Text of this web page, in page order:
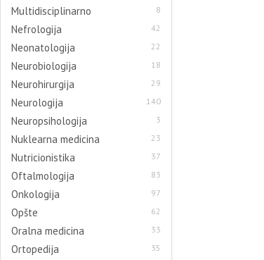
Multidisciplinarno 8
Nefrologija 42
Neonatologija 22
Neurobiologija 18
Neurohirurgija 29
Neurologija 140
Neuropsihologija 3
Nuklearna medicina 23
Nutricionistika 37
Oftalmologija 83
Onkologija 97
Opšte 62
Oralna medicina 33
Ortopedija 35